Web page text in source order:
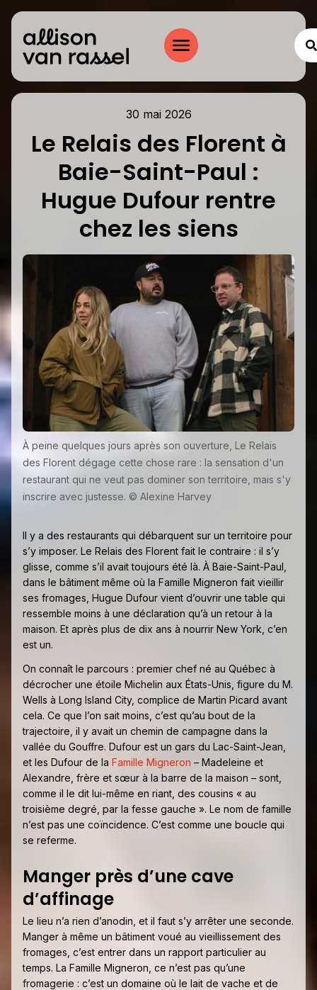
30 mai 2026
Le Relais des Florent à
Baie-Saint-Paul :
Hugue Dufour rentre
chez les siens
À peine quelques jours après son ouverture, Le Relais
des Florent dégage cette chose rare : la sensation d'un
restaurant qui ne veut pas dominer son territoire, mais s'y
inscrire avec justesse. © Alexine Harvey
Il y a des restaurants qui débarquent sur un territoire pour
s’y imposer. Le Relais des Florent fait le contraire : il s’y
glisse, comme s’il avait toujours été là. À Baie-Saint-Paul,
dans le bâtiment même où la Famille Migneron fait vieillir
ses fromages, Hugue Dufour vient d’ouvrir une table qui
ressemble moins à une déclaration qu’à un retour à la
maison. Et après plus de dix ans à nourrir New York, c’en
est un.
On connaît le parcours : premier chef né au Québec à
décrocher une étoile Michelin aux États-Unis, figure du M.
Wells à Long Island City, complice de Martin Picard avant
cela. Ce que l’on sait moins, c’est qu’au bout de la
trajectoire, il y avait un chemin de campagne dans la
vallée du Gouffre. Dufour est un gars du Lac-Saint-Jean,
et les Dufour de la Famille Migneron – Madeleine et
Alexandre, frère et sœur à la barre de la maison – sont,
comme il le dit lui-même en riant, des cousins « au
troisième degré, par la fesse gauche ». Le nom de famille
n’est pas une coïncidence. C’est comme une boucle qui
se referme.
Manger près d’une cave
d’affinage
Le lieu n’a rien d’anodin, et il faut s’y arrêter une seconde.
Manger à même un bâtiment voué au vieillissement des
fromages, c’est entrer dans un rapport particulier au
temps. La Famille Migneron, ce n’est pas qu’une
fromagerie : c’est un domaine où le lait de vache et de